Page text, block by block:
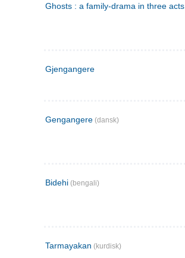
Ghosts : a family-drama in three acts
Gjengangere
Gengangere (dansk)
Bidehi (bengali)
Tarmayakan (kurdisk)